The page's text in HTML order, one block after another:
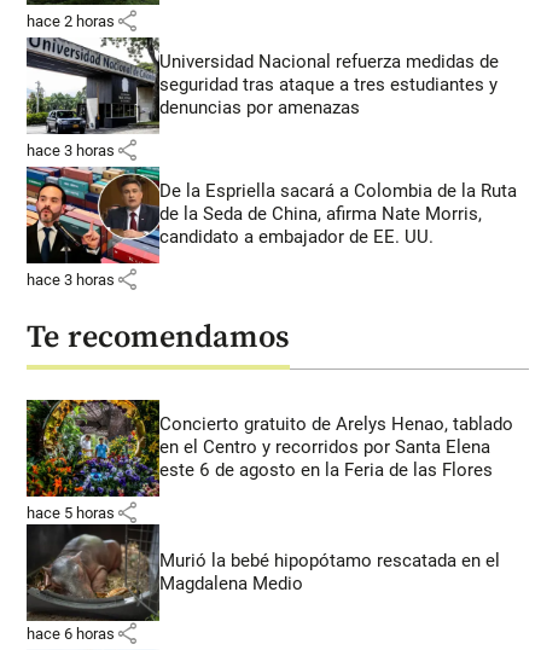
hace 2 horas share
Universidad Nacional refuerza medidas de
seguridad tras ataque a tres estudiantes y
denuncias por amenazas
hace 3 horas share
De la Espriella sacará a Colombia de la Ruta
de la Seda de China, afirma Nate Morris,
candidato a embajador de EE. UU.
hace 3 horas share
Te recomendamos
Concierto gratuito de Arelys Henao, tablado
en el Centro y recorridos por Santa Elena
este 6 de agosto en la Feria de las Flores
hace 5 horas share
Murió la bebé hipopótamo rescatada en el
Magdalena Medio
hace 6 horas share